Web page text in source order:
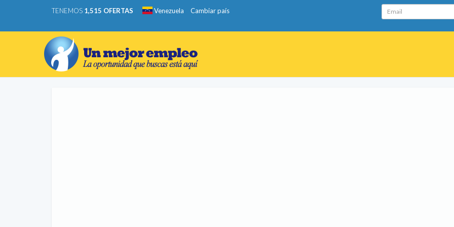
TENEMOS 1,515 OFERTAS Venezuela Cambiar país Email